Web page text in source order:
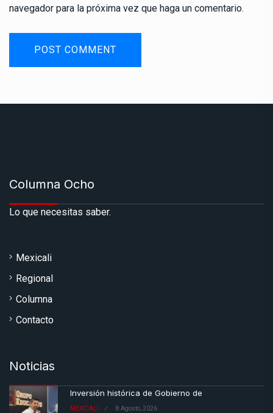
navegador para la próxima vez que haga un comentario.
Columna Ocho
Lo que necesitas saber.
Mexicali
Regional
Columna
Contacto
Noticias
Inversión histórica de Gobierno de
MEXICALI 8 Agosto, 2026